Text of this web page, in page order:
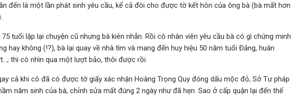
đến là một lần phát sinh yêu cầu, kể cả đòi cho được tờ kết hôn của ông bà (bà mất hơn
75 tuổi lặp lại chuyện cũ nhưng bà kiên nhẫn. Rồi cô nhân viên yêu cầu bà có gì chứng minh
hay không (!?), bà lại quay về nhà tìm và mang đến huy hiệu 50 năm tuổi Đảng, huân
thì cô nhìn qua một lượt bảo, thôi được rồi.
cả khi cô đã có được tờ giấy xác nhận Hoàng Trọng Quy đóng dấu mộc đỏ, Sở Tư pháp
năm sinh của bà, chỉnh sửa mất đúng 2 ngày như đã hẹn. Sao ở cấp quận lại đến thế